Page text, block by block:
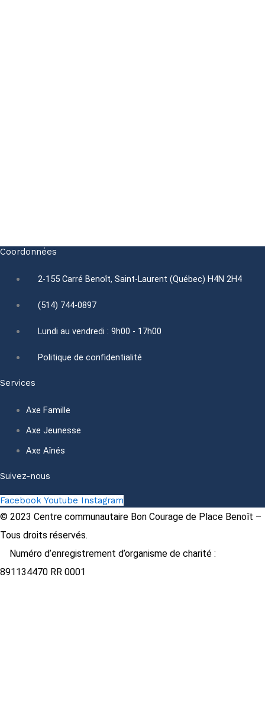
Coordonnées
2-155 Carré Benoît, Saint-Laurent (Québec) H4N 2H4
(514) 744-0897
Lundi au vendredi : 9h00 - 17h00
Politique de confidentialité
Services
Axe Famille
Axe Jeunesse
Axe Aînés
Suivez-nous
Facebook Youtube Instagram
© 2023 Centre communautaire Bon Courage de Place Benoît –
Tous droits réservés.
Numéro d’enregistrement d’organisme de charité :
891134470 RR 0001